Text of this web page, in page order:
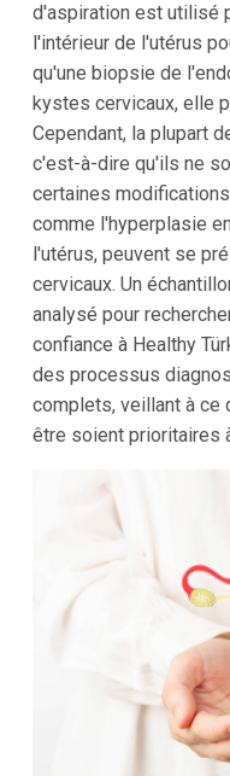
d'aspiration est utilisé
l'intérieur de l'utérus
qu'une biopsie de
kystes cervicaux, elle
Cependant, la plupart
c'est-à-dire qu'ils ne
certaines
comme l'hyperplasie
l'utérus, peuvent se
cervicaux. Un
analysé pour
confiance à Healthy
des processus
complets, veillant à ce
être soient prioritaires